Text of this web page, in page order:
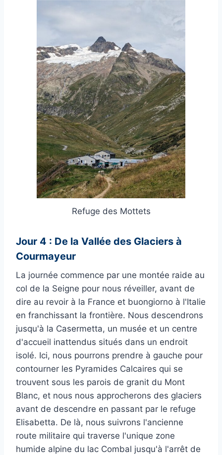
Refuge des Mottets
Jour 4 : De la Vallée des Glaciers à
Courmayeur
La journée commence par une montée raide au
col de la Seigne pour nous réveiller, avant de
dire au revoir à la France et buongiorno à l'Italie
en franchissant la frontière. Nous descendrons
jusqu'à la Casermetta, un musée et un centre
d'accueil inattendus situés dans un endroit
isolé. Ici, nous pourrons prendre à gauche pour
contourner les Pyramides Calcaires qui se
trouvent sous les parois de granit du Mont
Blanc, et nous nous approcherons des glaciers
avant de descendre en passant par le refuge
Elisabetta. De là, nous suivrons l'ancienne
route militaire qui traverse l'unique zone
humide alpine du lac Combal jusqu'à l'arrêt de